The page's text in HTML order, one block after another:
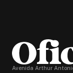
Avenida Arthur